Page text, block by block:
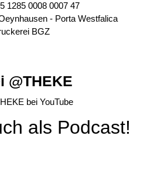
1285 0008 0007 47
- Porta Westfalica
BGZ
@THEKE
als Podcast!